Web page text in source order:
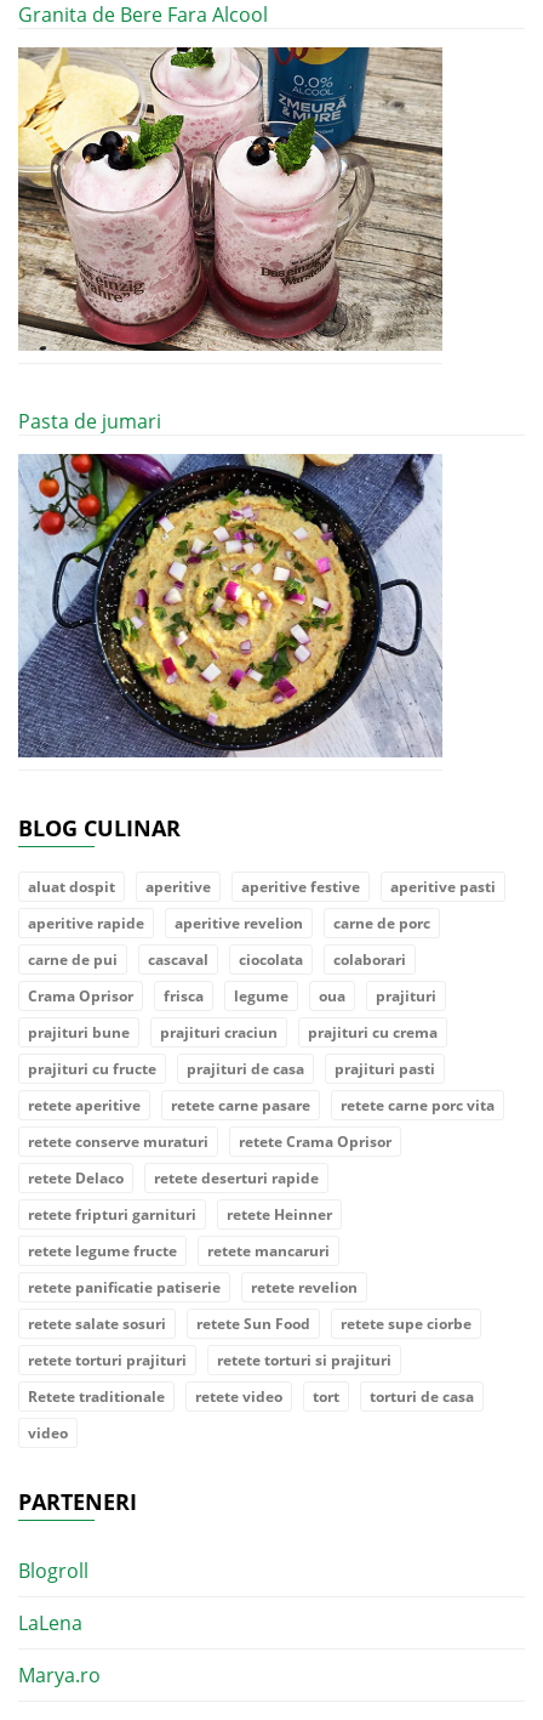
Granita de Bere Fara Alcool
Pasta de jumari
BLOG CULINAR
aluat dospit aperitive aperitive festive
aperitive pasti
aperitive rapide
aperitive revelion
carne de porc
carne de pui
cascaval ciocolata
colaborari
Crama Oprisor
frisca legume oua
prajituri
prajituri bune
prajituri craciun
prajituri cu crema
prajituri cu fructe
prajituri de casa
prajituri pasti
retete aperitive
retete carne pasare
retete carne porc vita
retete conserve muraturi
retete Crama Oprisor
retete Delaco
retete deserturi rapide
retete fripturi garnituri
retete Heinner
retete legume fructe
retete mancaruri
retete panificatie patiserie
retete revelion
retete salate sosuri
retete Sun Food
retete supe ciorbe
retete torturi prajituri
retete torturi si prajituri
Retete traditionale
retete video tort
torturi de casa
video
PARTENERI
Blogroll
LaLena
Marya.ro